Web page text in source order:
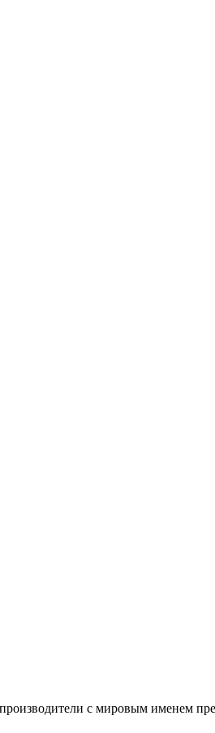
с мировым именем